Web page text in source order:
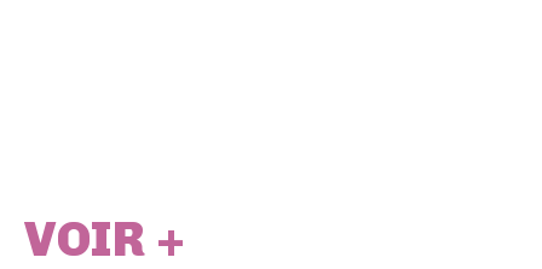
VOIR +